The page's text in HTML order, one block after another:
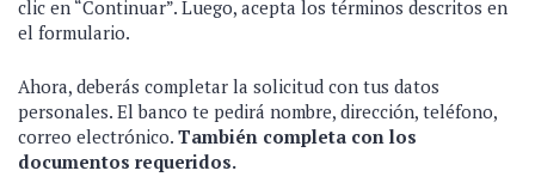
clic en “Continuar”. Luego, acepta los términos descritos en
el formulario.
Ahora, deberás completar la solicitud con tus datos
personales. El banco te pedirá nombre, dirección, teléfono,
correo electrónico. También completa con los
documentos requeridos.